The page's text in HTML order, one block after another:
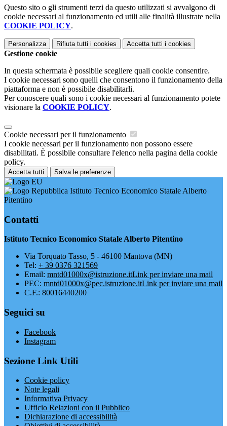
Questo sito o gli strumenti terzi da questo utilizzati si avvalgono di
cookie necessari al funzionamento ed utili alle finalità illustrate nella
COOKIE POLICY.
Personalizza Rifiuta tutti i cookies Accetta tutti i cookies
Gestione cookie
In questa schermata è possibile scegliere quali cookie consentire.
I cookie necessari sono quelli che consentono il funzionamento della
piattaforma e non è possibile disabilitarli.
Per conoscere quali sono i cookie necessari al funzionamento potete
visionare la COOKIE POLICY.
Cookie necessari per il funzionamento
I cookie necessari per il funzionamento non possono essere
disabilitati. È possibile consultare l'elenco nella pagina della cookie
policy.
Accetta tutti Salva le preferenze
Istituto Tecnico Economico Statale Alberto
Pitentino
Contatti
Istituto Tecnico Economico Statale Alberto Pitentino
Via Torquato Tasso, 5 - 46100 Mantova (MN)
Tel: + 39 0376 321569
Email: mntd01000x@istruzione.itLink per inviare una mail
PEC: mntd01000x@pec.istruzione.itLink per inviare una mail
C.F.: 80016440200
Seguici su
Facebook
Instagram
Sezione Link Utili
Cookie policy
Note legali
Informativa Privacy
Ufficio Relazioni con il Pubblico
Dichiarazione di accessibilità